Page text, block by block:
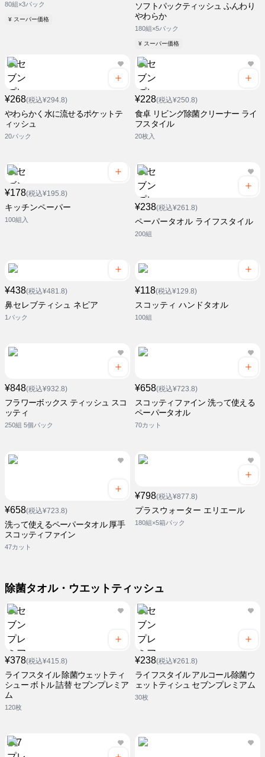
80組×3パック
¥ スーパー価格
ソフトパックティッシュ ふんわり
やわらか
180組×5パック
¥ スーパー価格
¥268(税込¥294.8)
やわらかく水に流せるポケットテ
ィッシュ
20パック
¥228(税込¥250.8)
食卓 リビング除菌クリーナー ライ
フスタイル
20枚入
¥178(税込¥195.8)
キッチンペーパー
100組入
¥238(税込¥261.8)
ペーパータオル ライフスタイル
200組
¥438(税込¥481.8)
鼻セレブティシュ ネピア
1パック
¥118(税込¥129.8)
スコッティ ハンドタオル
100組
¥848(税込¥932.8)
フラワーボックス ティッシュ スコ
ッティ
250組 5個パック
¥658(税込¥723.8)
スコッティファイン 洗って使える
ペーパータオル
70カット
¥658(税込¥723.8)
洗って使えるペーパータオル 厚手
スコッティファイン
47カット
¥798(税込¥877.8)
プラスウォーター エリエール
180組×5箱パック
除菌タオル・ウエットティッシュ
¥378(税込¥415.8)
ライフスタイル 除菌ウェットティ
シュー ボトル 詰替 セブンプレミア
ム
120枚
¥238(税込¥261.8)
ライフスタイル アルコール除菌ウ
ェットティシュ セブンプレミアム
30枚